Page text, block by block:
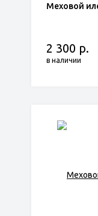
Меховой
2 300 р.
в наличии